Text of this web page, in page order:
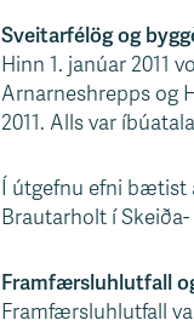
Sveitarfélög og
Hinn 1. janúar 2011
Arnarneshrepps og
2011. Alls var
Í útgefnu efni
Brautarholt í
Framfærsluhlutfall
Framfærsluhlutfall